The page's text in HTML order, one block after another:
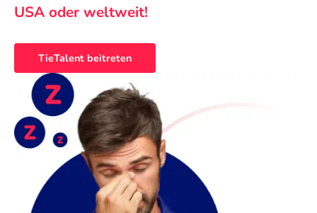
USA oder weltweit!
TieTalent beitreten